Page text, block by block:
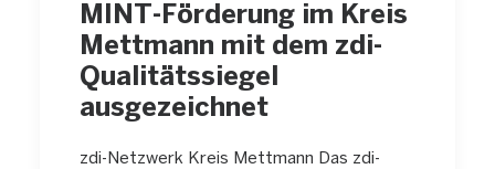
MINT-Förderung im Kreis
Mettmann mit dem zdi-
Qualitätssiegel
ausgezeichnet
zdi-Netzwerk Kreis Mettmann Das zdi-